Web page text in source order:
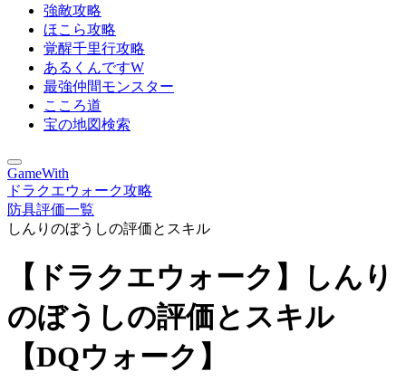
強敵攻略
ほこら攻略
覚醒千里行攻略
あるくんですW
最強仲間モンスター
こころ道
宝の地図検索
GameWith
ドラクエウォーク攻略
防具評価一覧
しんりのぼうしの評価とスキル
【ドラクエウォーク】しんり
のぼうしの評価とスキル
【DQウォーク】